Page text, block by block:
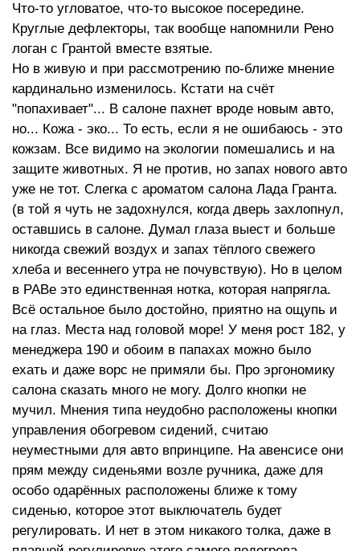
Что-то угловатое, что-то высокое посередине.
Круглые дефлекторы, так вообще напомнили Рено
логан с Грантой вместе взятые.
Но в живую и при рассмотрению по-ближе мнение
кардинально изменилось. Кстати на счёт
"попахивает"... В салоне пахнет вроде новым авто,
но... Кожа - эко... То есть, если я не ошибаюсь - это
кожзам. Все видимо на экологии помешались и на
защите животных. Я не против, но запах нового авто
уже не тот. Слегка с ароматом салона Лада Гранта.
(в той я чуть не задохнулся, когда дверь захлопнул,
оставшись в салоне. Думал глаза выест и больше
никогда свежий воздух и запах тёплого свежего
хлеба и весеннего утра не почувствую). Но в целом
в РАВе это единственная нотка, которая напрягла.
Всё остальное было достойно, приятно на ощупь и
на глаз. Места над головой море! У меня рост 182, у
менеджера 190 и обоим в папахах можно было
ехать и даже ворс не примяли бы. Про эргономику
салона сказать много не могу. Долго кнопки не
мучил. Мнения типа неудобно расположены кнопки
управления обогревом сидений, считаю
неуместными для авто впринципе. На авенсисе они
прям между сиденьями возле ручника, даже для
особо одарённых расположены ближе к тому
сиденью, которое этот выключатель будет
регулировать. И нет в этом никакого толка, даже в